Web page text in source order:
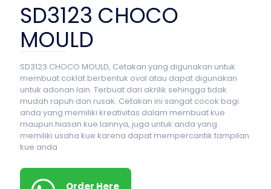
SD3123 CHOCO
MOULD
SD3123 CHOCO MOULD, Cetakan yang digunakan untuk
membuat coklat berbentuk oval atau dapat digunakan
untuk adonan lain. Terbuat dari akrilik sehingga tidak
mudah rapuh dan rusak. Cetakan ini sangat cocok bagi
anda yang memiliki kreativitas dalam membuat kue
maupun hiasan kue lainnya, juga untuk anda yang
memiliki usaha kue karena dapat mempercantik tampilan
kue anda
Order Here